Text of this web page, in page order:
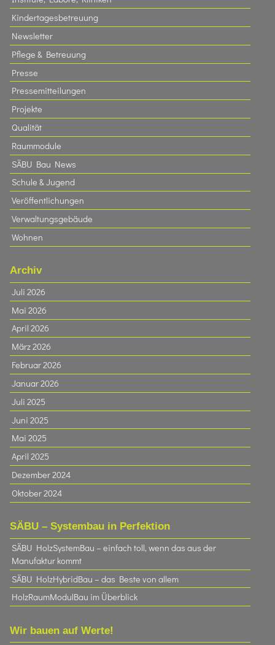
Kindertagesbetreuung
Newsletter
Pflege & Betreuung
Presse
Pressemitteilungen
Projekte
Qualität
Raummodule
SÄBU Bau News
Schule & Jugend
Veröffentlichungen
Verwaltungsgebäude
Wohnen
Archiv
Juli 2026
Mai 2026
April 2026
März 2026
Februar 2026
Januar 2026
Juli 2025
Juni 2025
Mai 2025
April 2025
Dezember 2024
Oktober 2024
SÄBU – Systembau in Perfektion
SÄBU HolzSystemBau – einfach toll, wenn das aus der
Manufaktur kommt
SÄBU HolzHybridBau – das Beste von allem
HolzRaumModulBau im Überblick
Wir bauen auf Werte!